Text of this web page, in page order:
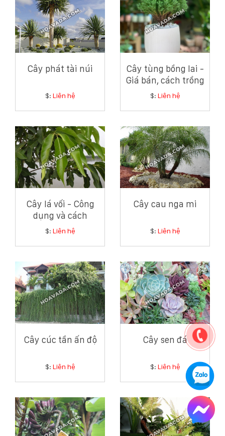
Cây phát tài núi
$: Liên hệ
Cây tùng bồng lai -
Giá bán, cách trồng
và chăm sóc cây
$: Liên hệ
Cây lá vối - Công
dụng và cách
chăm sóc cây lá vối
$: Liên hệ
Cây cau nga mi
$: Liên hệ
Cây cúc tần ấn độ
$: Liên hệ
Cây sen đá
$: Liên hệ